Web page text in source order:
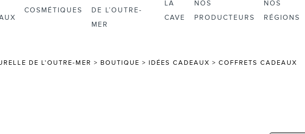
COSMÉTIQUES
DE L’OUTRE-
MER
LA
CAVE
NOS
PRODUCTEURS
NOS
RÉGIONS
DE L'OUTRE-MER > BOUTIQUE > IDÉES CADEAUX > COFFRETS CADEAUX